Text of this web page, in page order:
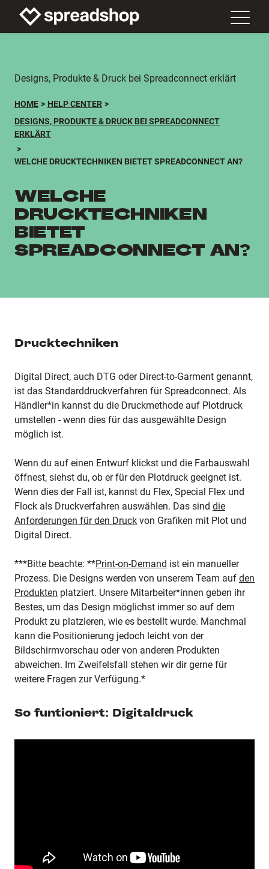
Designs, Produkte & Druck bei Spreadconnect erklärt
HOME
HELP CENTER
DESIGNS, PRODUKTE & DRUCK BEI SPREADCONNECT
ERKLÄRT
WELCHE DRUCKTECHNIKEN BIETET SPREADCONNECT AN?
WELCHE
DRUCKTECHNIKEN
BIETET
SPREADCONNECT AN?
Drucktechniken
Digital Direct, auch DTG oder Direct-to-Garment genannt,
ist das Standarddruckverfahren für Spreadconnect. Als
Händler*in kannst du die Druckmethode auf Plotdruck
umstellen - wenn dies für das ausgewählte Design
möglich ist.
Wenn du auf einen Entwurf klickst und die Farbauswahl
öffnest, siehst du, ob er für den Plotdruck geeignet ist.
Wenn dies der Fall ist, kannst du Flex, Special Flex und
Flock als Druckverfahren auswählen. Das sind die
Anforderungen für den Druck von Grafiken mit Plot und
Digital Direct.
***Bitte beachte: **Print-on-Demand ist ein manueller
Prozess. Die Designs werden von unserem Team auf den
Produkten platziert. Unsere Mitarbeiter*innen geben ihr
Bestes, um das Design möglichst immer so auf dem
Produkt zu platzieren, wie es bestellt wurde. Manchmal
kann die Positionierung jedoch leicht von der
Bildschirmvorschau oder von anderen Produkten
abweichen. Im Zweifelsfall stehen wir dir gerne für
weitere Fragen zur Verfügung.*
So funtioniert: Digitaldruck